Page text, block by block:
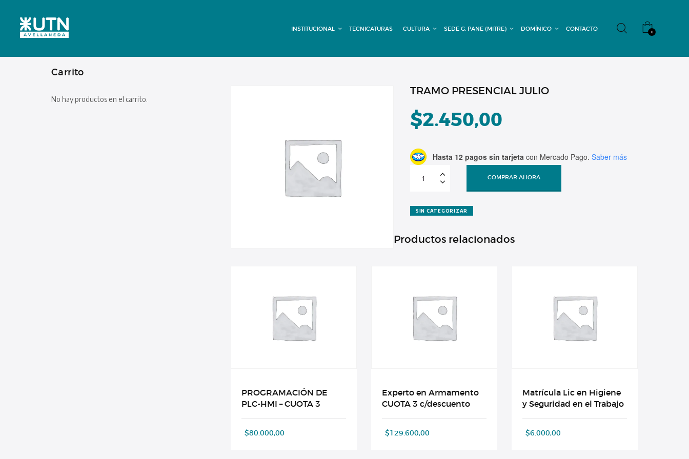
INSTITUCIONAL TECNICATURAS CULTURA SEDE G. PANE (MITRE) DOMÍNICO CONTACTO 0
DOMÍNICO
CONTACTO
TRAMO PRESENCIAL JULIO
$2.450,00
Hasta 12 pagos sin tarjeta con Mercado Pago. Saber más
PRESENCIAL
JULIO
COMPRAR AHORA
SIN CATEGORIZAR
Productos relacionados
PROGRAMACIÓN DE
PLC-HMI – CUOTA 3
$80.000,00
Experto en Armamento
CUOTA 3 c/descuento
$129.600,00
Matrícula Lic en Higiene
y Seguridad en el Trabajo
$6.000,00
Carrito
No hay productos en el carrito.